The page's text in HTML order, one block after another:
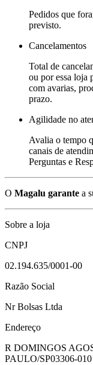
Pedidos que
previsto.
Cancelamentos
Total de
ou por essa loja
com avarias,
prazo.
Agilidade no
Avalia o tempo
canais de
Perguntas e
O Magalu garante a
Sobre a loja
CNPJ
02.194.635/0001-00
Razão Social
Nr Bolsas Ltda
Endereço
R DOMINGOS
PAULO/SP03306-010